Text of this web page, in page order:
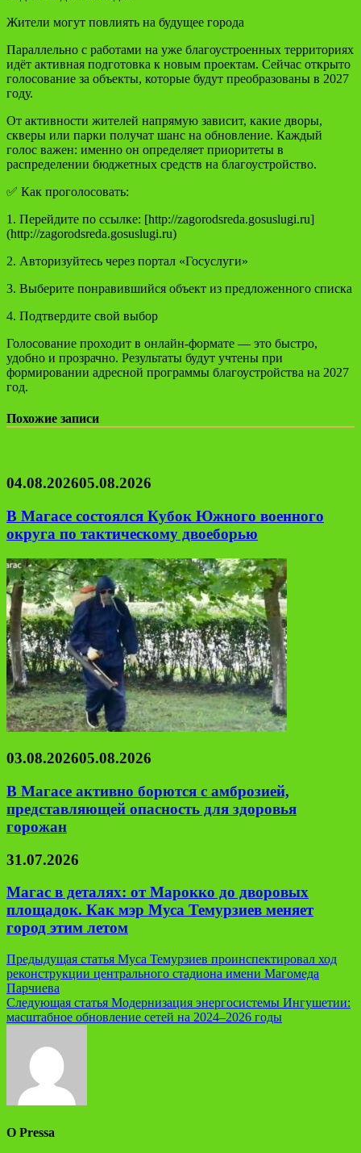
Жители могут повлиять на будущее города
Параллельно с работами на уже благоустроенных территориях
идёт активная подготовка к новым проектам. Сейчас открыто
голосование за объекты, которые будут преобразованы в 2027
году.
От активности жителей напрямую зависит, какие дворы,
скверы или парки получат шанс на обновление. Каждый
голос важен: именно он определяет приоритеты в
распределении бюджетных средств на благоустройство.
✅ Как проголосовать:
1. Перейдите по ссылке: [http://zagorodsreda.gosuslugi.ru]
(http://zagorodsreda.gosuslugi.ru)
2. Авторизуйтесь через портал «Госуслуги»
3. Выберите понравившийся объект из предложенного списка
4. Подтвердите свой выбор
Голосование проходит в онлайн-формате — это быстро,
удобно и прозрачно. Результаты будут учтены при
формировании адресной программы благоустройства на 2027
год.
Похожие записи
04.08.202605.08.2026
В Магасе состоялся Кубок Южного военного
округа по тактическому двоеборью
03.08.202605.08.2026
В Магасе активно борются с амброзией,
представляющей опасность для здоровья
горожан
31.07.2026
Магас в деталях: от Марокко до дворовых
площадок. Как мэр Муса Темурзиев меняет
город этим летом
Навигация
по
записям
Предыдущая статья Муса Темурзиев проинспектировал ход
реконструкции центрального стадиона имени Магомеда
Парчиева
Следующая статья Модернизация энергосистемы Ингушетии:
масштабное обновление сетей на 2024–2026 годы
О Pressa